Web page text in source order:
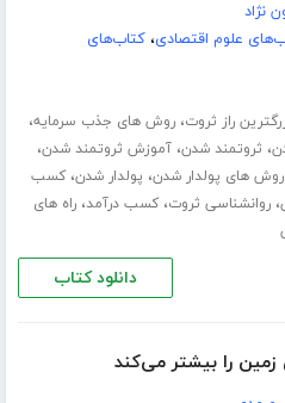
نژاد
علوم اقتصادی،کتاب‌های
راز ثروت،روش های جذب سرمایه،
، ثروتمند شدن،آموزش ثروتمند شدن،
روش های پولدار شدن، پولدار شدن،کسب
،روانشناسی ثروت،کسب درآمد،راه های
دانلود کتاب
زمین را بیشتر می‌کند